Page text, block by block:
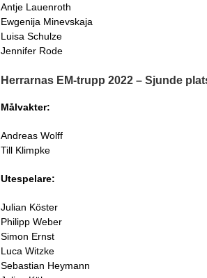
Antje Lauenroth
Ewgenija Minevskaja
Luisa Schulze
Jennifer Rode
Herrarnas EM-trupp 2022 – Sjunde
Målvakter:
Andreas Wolff
Till Klimpke
Utespelare:
Julian Köster
Philipp Weber
Simon Ernst
Luca Witzke
Sebastian Heymann